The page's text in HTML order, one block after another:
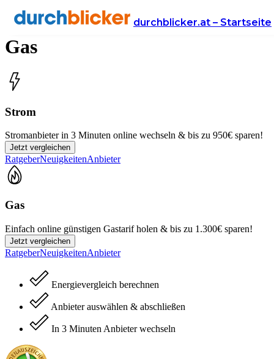
durchblicker.at – Startseite
Energierechner für Strom und
Gas
Strom
Stromanbieter in 3 Minuten online wechseln & bis zu 950€ sparen!
Jetzt vergleichen
RatgeberNeuigkeitenAnbieter
Gas
Einfach online günstigen Gastarif holen & bis zu 1.300€ sparen!
Jetzt vergleichen
RatgeberNeuigkeitenAnbieter
Energievergleich berechnen
Anbieter auswählen & abschließen
In 3 Minuten Anbieter wechseln